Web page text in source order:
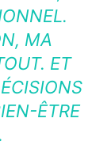
MA
ET
ÊTRE